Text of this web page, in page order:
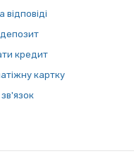
депозит
кредит
картку